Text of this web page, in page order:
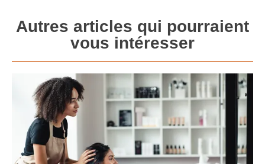
Autres articles qui pourraient
vous intéresser